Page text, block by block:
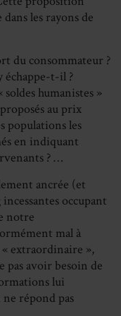
les rayons de
du consommateur ?
échappe-t-il ?
humanistes »
au prix
populations les
en indiquant
? …
ancrée (et
occupant
notre
mal à
extraordinaire »,
pas avoir besoin de
lui
répond pas